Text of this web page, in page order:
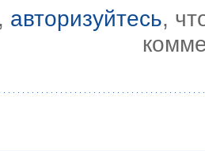
авторизуйтесь,